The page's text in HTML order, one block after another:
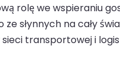
rolę we wspieraniu
słynnych na cały
transportowej i